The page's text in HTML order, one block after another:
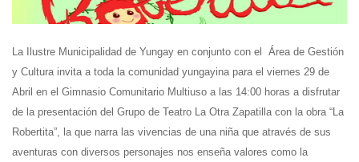
La Ilustre Municipalidad de Yungay en conjunto con el Área de Gestión
y Cultura invita a toda la comunidad yungayina para el viernes 29 de
Abril en el Gimnasio Comunitario Multiuso a las 14:00 horas a disfrutar
de la presentación del Grupo de Teatro La Otra Zapatilla con la obra “La
Robertita”, la que narra las vivencias de una niña que através de sus
aventuras con diversos personajes nos enseña valores como la